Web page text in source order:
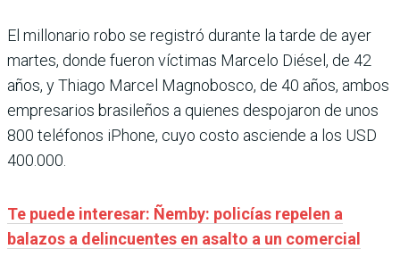
El millonario robo se registró durante la tarde de ayer
martes, donde fueron víctimas Marcelo Diésel, de 42
años, y Thiago Marcel Magnobosco, de 40 años, ambos
empresarios brasileños a quienes despojaron de unos
800 teléfonos iPhone, cuyo costo asciende a los USD
400.000.
Te puede interesar: Ñemby: policías repelen a
balazos a delincuentes en asalto a un comercial